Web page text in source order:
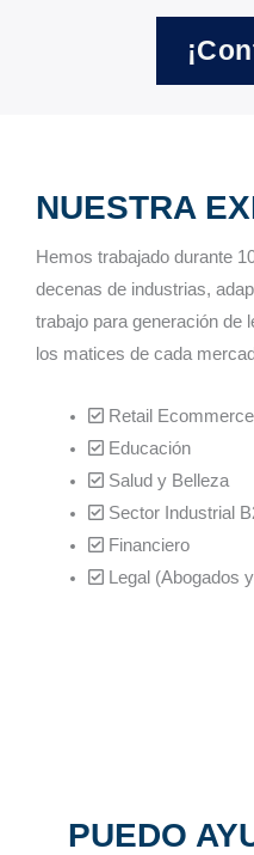
NUESTRA
Hemos trabajado durante
decenas de industrias,
trabajo para generación de
los matices de cada
Retail Ecommerce
Educación
Salud y Belleza
Sector Industrial
Financiero
Legal (Abogados
PUEDO